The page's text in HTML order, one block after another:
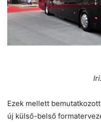
Ezek mellett
új külső-belső